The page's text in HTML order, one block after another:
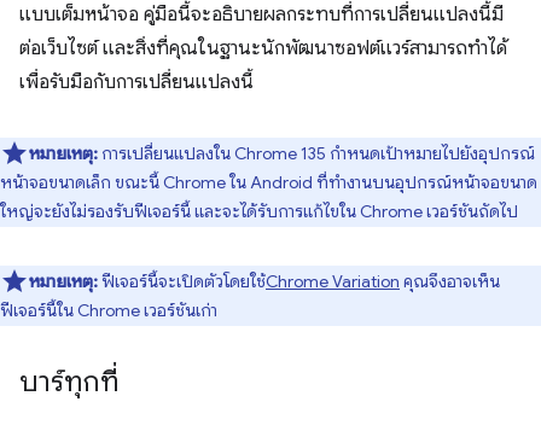
แบบเต็มหน้าจอ คู่มือนี้จะอธิบายผลกระทบที่การเปลี่ยนแปลงนี้มี
ต่อเว็บไซต์ และสิ่งที่คุณในฐานะนักพัฒนาซอฟต์แวร์สามารถทำได้
เพื่อรับมือกับการเปลี่ยนแปลงนี้
หมายเหตุ: การเปลี่ยนแปลงใน Chrome 135 กำหนดเป้าหมายไปยังอุปกรณ์
หน้าจอขนาดเล็ก ขณะนี้ Chrome ใน Android ที่ทำงานบนอุปกรณ์หน้าจอขนาด
ใหญ่จะยังไม่รองรับฟีเจอร์นี้ และจะได้รับการแก้ไขใน Chrome เวอร์ชันถัดไป
หมายเหตุ:ฟีเจอร์นี้จะเปิดตัวโดยใช้Chrome Variation คุณจึงอาจเห็น
ฟีเจอร์นี้ใน Chrome เวอร์ชันเก่า
บาร์ทุกที่